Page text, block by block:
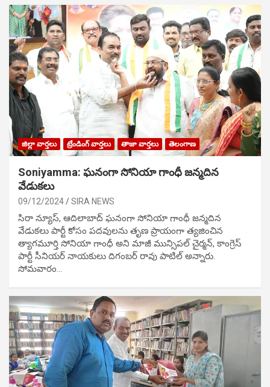
జిల్లా వార్తలు ట్రేండింగ్ వార్తలు తాజా వార్తలు తెలంగాణ
Soniyamma: ఘ‌నంగా సోనియా గాంధీ జ‌న్మ‌దిన
వేడుక‌లు
09/12/2024 SIRA NEWS
సిరా న్యూస్, ఆదిలాబాద్ ఘ‌నంగా సోనియా గాంధీ జ‌న్మ‌దిన
వేడుక‌లు పార్టీ కోసం ప‌ద‌వుల‌ను తృణ ప్రాయంగా త్య‌జించిన
త్యాగమూర్తి సోనియా గాంధీ అని మాజీ మున్సిప‌ల్ చైర్మ‌న్, కాంగ్రెస్
పార్టీ సీనియ‌ర్ నాయ‌కులు దిగంబ‌ర్ రావు పాటిల్ అన్నారు.
సోమవారం…